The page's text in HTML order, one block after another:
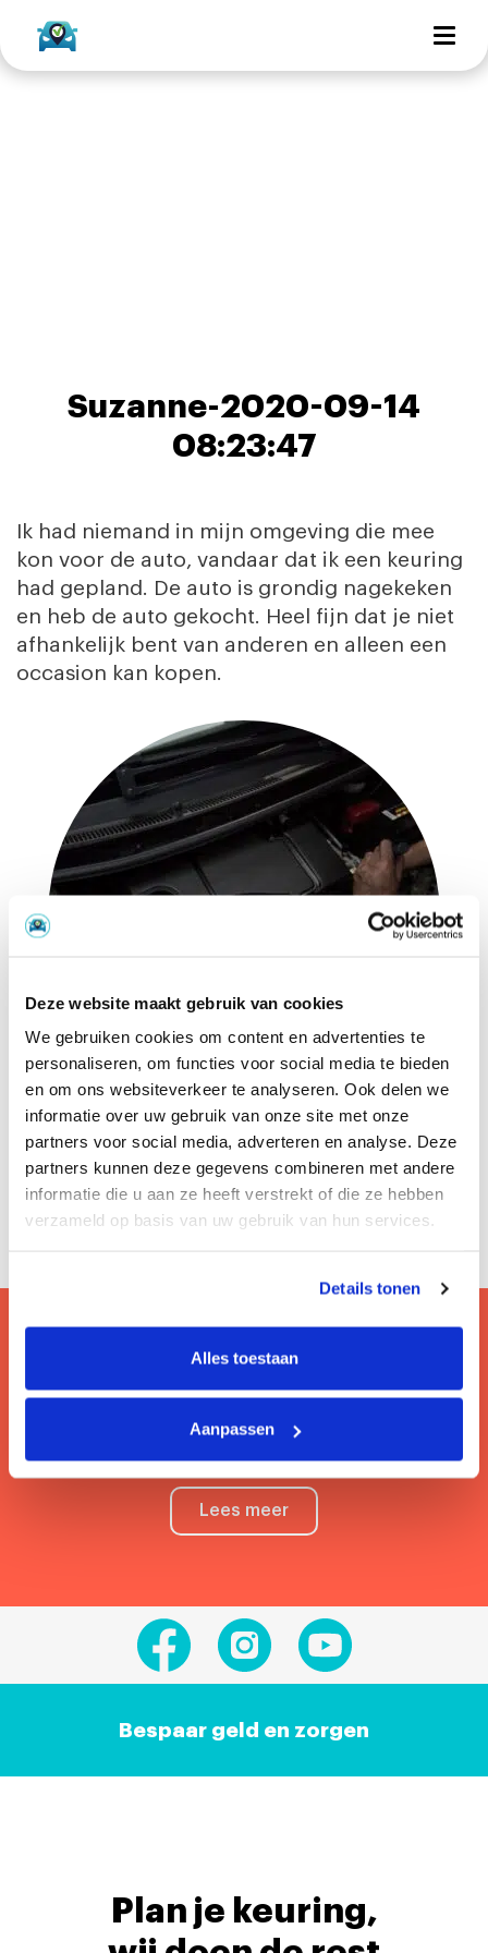
Deze website maakt gebruik van cookies
We gebruiken cookies om content en advertenties te
personaliseren, om functies voor social media te bieden
en om ons websiteverkeer te analyseren. Ook delen we
informatie over uw gebruik van onze site met onze
partners voor social media, adverteren en analyse. Deze
partners kunnen deze gegevens combineren met andere
informatie die u aan ze heeft verstrekt of die ze hebben
verzameld op basis van uw gebruik van hun services.
Details tonen
Alles toestaan
Aanpassen
Suzanne-2020-09-14
08:23:47
Ik had niemand in mijn omgeving die mee
kon voor de auto, vandaar dat ik een keuring
had gepland. De auto is grondig nagekeken
en heb de auto gekocht. Heel fijn dat je niet
afhankelijk bent van anderen en alleen een
occasion kan kopen.
Vragen? Bezoek onze faq!
Hier lees je de veelgestelde vragen van onze
gebruikers.
Lees meer
Bespaar geld en zorgen
Plan je keuring,